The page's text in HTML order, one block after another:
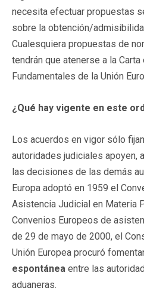
necesita efectuar propuestas
sobre la obtención/
Cualesquiera propuestas de
tendrán que atenerse a la
Fundamentales de la Unión
¿Qué hay vigente en este
Los acuerdos en vigor sólo
autoridades judiciales apoyen,
las decisiones de las demás
Europa adoptó en 1959 el
Asistencia Judicial en Materia
Convenios Europeos de
de 29 de mayo de 2000, el
Unión Europea procuró
espontánea entre las
aduaneras.